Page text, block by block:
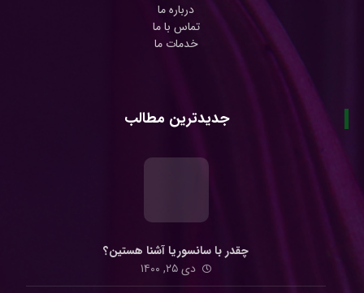
درباره ما
تماس با ما
خدمات ما
جدیدترین مطالب
چقدر با سانسوریا آشنا هستین؟
دی ۲۵, ۱۴۰۰